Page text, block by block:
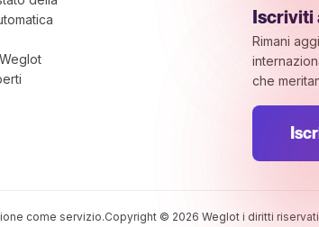
sulla privacy, garantendo la
Iscriviti
Rimani
che
come servizio.Copyright © 2026 Weglot i diritti